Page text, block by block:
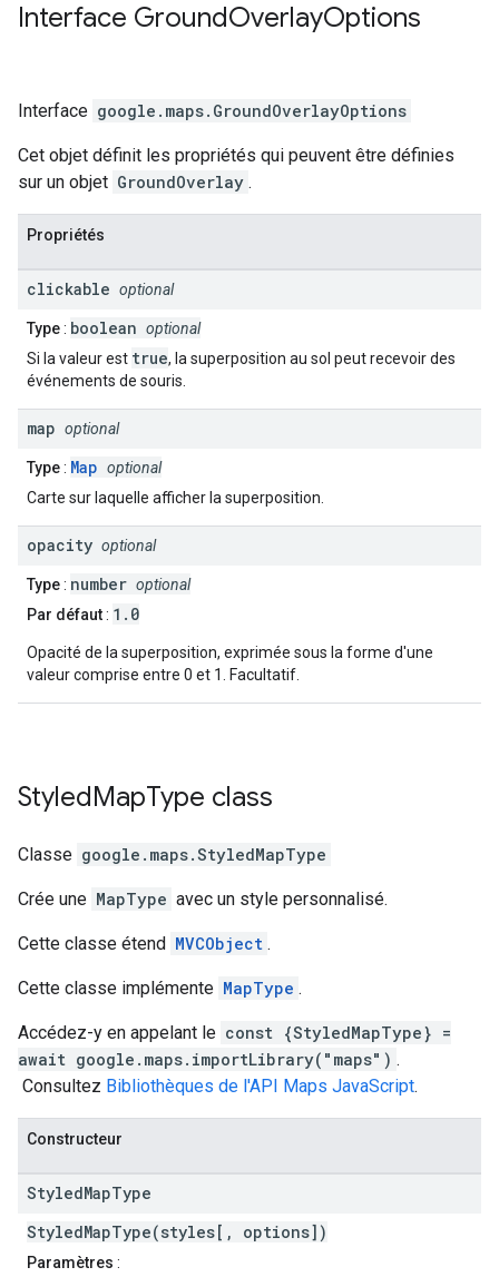
Interface GroundOverlayOptions
Interface google.maps. GroundOverlayOptions
Cet objet définit les propriétés qui peuvent être définies
sur un objet GroundOverlay .
Propriétés
clickable optional
Type: boolean optional
Si la valeur est true, la superposition au sol peut recevoir des
événements de souris.
map optional
Type: Map optional
Carte sur laquelle afficher la superposition.
opacity optional
Type: number optional
Par défaut: 1.0
Opacité de la superposition, exprimée sous la forme d'une
valeur comprise entre 0 et 1. Facultatif.
StyledMapType class
Classe google.maps.StyledMapType
Crée une MapType avec un style personnalisé.
Cette classe étend MVCObject .
Cette classe implémente MapType .
Accédez-y en appelant le const {StyledMapType} =
await google.maps.importLibrary("maps") .
Consultez Bibliothèques de l'API Maps JavaScript.
Constructeur
StyledMapType
StyledMapType(styles[, options])
Paramètres :